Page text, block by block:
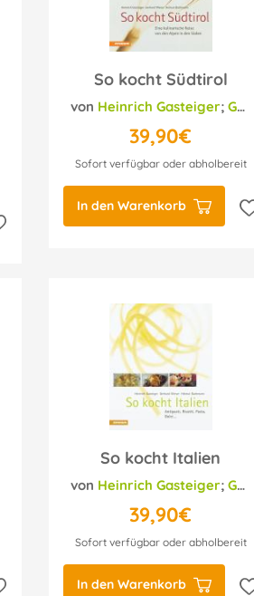
;Helmut Bachmann
So kocht Südtirol
von Heinrich Gasteiger; Gerhard Wieser
39,90€
Sofort verfügbar oder abholbereit
In den Warenkorb
;Helmut Bachmann
So kocht Italien
von Heinrich Gasteiger; Gerhard Wieser
39,90€
Sofort verfügbar oder abholbereit
In den Warenkorb